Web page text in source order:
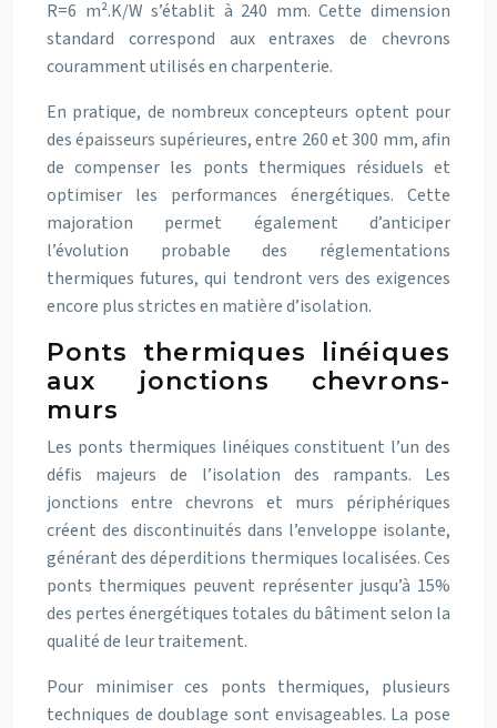
R=6 m².K/W s’établit à 240 mm. Cette dimension
standard correspond aux entraxes de chevrons
couramment utilisés en charpenterie.
En pratique, de nombreux concepteurs optent pour
des épaisseurs supérieures, entre 260 et 300 mm, afin
de compenser les ponts thermiques résiduels et
optimiser les performances énergétiques. Cette
majoration permet également d’anticiper
l’évolution probable des réglementations
thermiques futures, qui tendront vers des exigences
encore plus strictes en matière d’isolation.
Ponts thermiques linéiques
aux jonctions chevrons-
murs
Les ponts thermiques linéiques constituent l’un des
défis majeurs de l’isolation des rampants. Les
jonctions entre chevrons et murs périphériques
créent des discontinuités dans l’enveloppe isolante,
générant des déperditions thermiques localisées. Ces
ponts thermiques peuvent représenter jusqu’à 15%
des pertes énergétiques totales du bâtiment selon la
qualité de leur traitement.
Pour minimiser ces ponts thermiques, plusieurs
techniques de doublage sont envisageables. La pose